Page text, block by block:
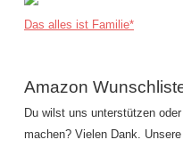
Das alles ist Familie*
Amazon
Du wilst uns unterstützen
machen? Vielen Dank.